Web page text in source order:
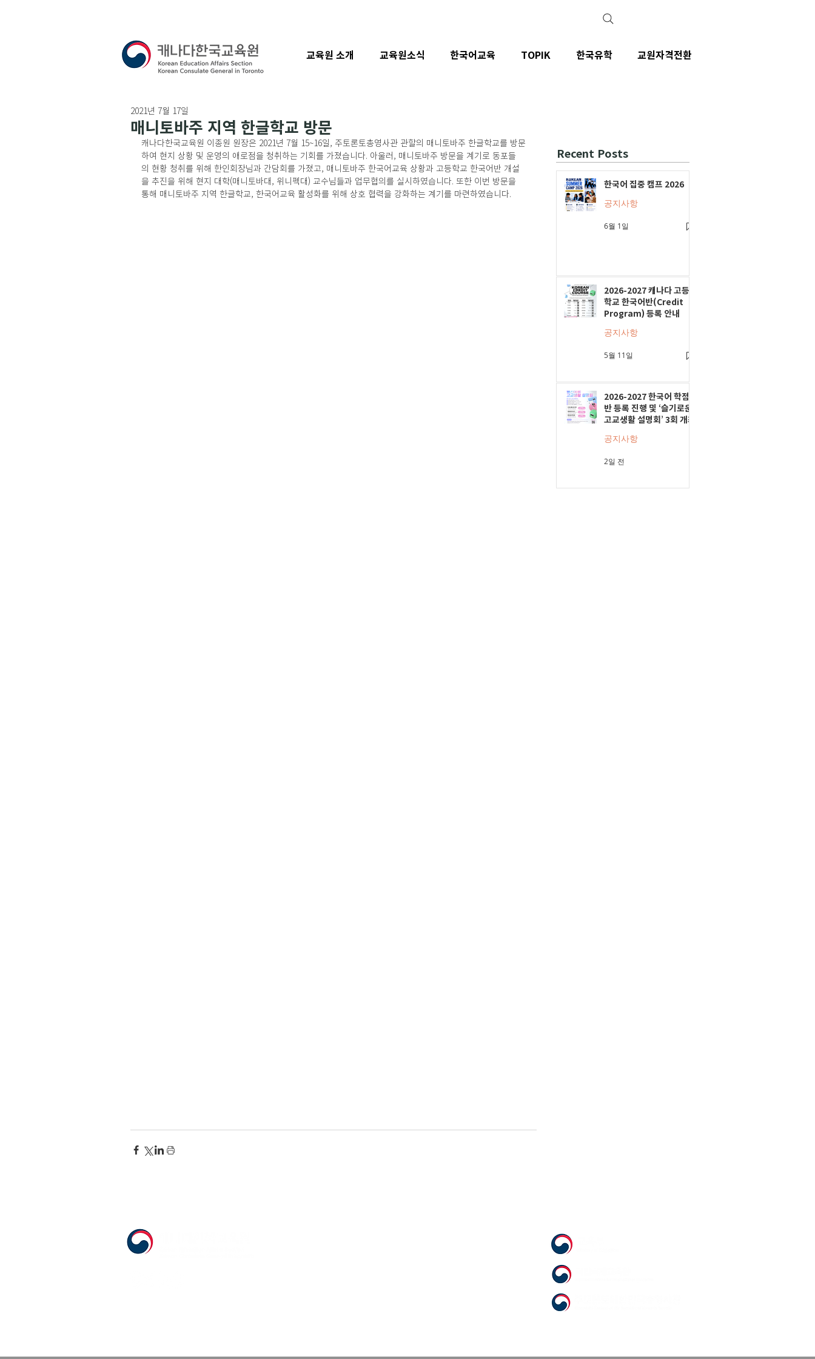
매니토바주 지역 한글학교 방문
2021년 7월 17일
캐나다한국교육원 이종원 원장은 2021년 7월 15~16일, 주토론토총영사관 관할의 매니토바주 한글학교를 방문
하여 현지 상황 및 운영의 애로점을 청취하는 기회를 가졌습니다. 아울러, 매니토바주 방문을 계기로 동포들
의 현황 청취를 위해 한인회장님과 간담회를 가졌고, 매니토바주 한국어교육 상황과 고등학교 한국어반 개설
을 추진을 위해 현지 대학(매니토바대, 위니펙대) 교수님들과 업무협의를 실시하였습니다. 또한 이번 방문을
통해 매니토바주 지역 한글학교, 한국어교육 활성화를 위해 상호 협력을 강화하는 계기를 마련하였습니다.
Recent Posts
한국어 집중 캠프 2026
공지사항
6월 1일
2026-2027 캐나다 고등
학교 한국어반(Credit
Program) 등록 안내
공지사항
5월 11일
2026-2027 한국어 학점
반 등록 진행 및 ‘슬기로운
고교생활 설명회’ 3회 개최
공지사항
2일 전
교육원 소개 교육원소식 한국어교육 TOPIK 한국유학 교원자격전환